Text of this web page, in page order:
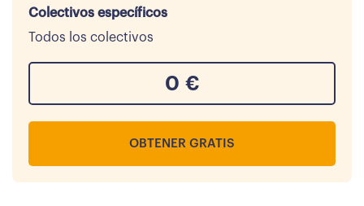
Colectivos específicos
Todos los colectivos
0 €
OBTENER GRATIS